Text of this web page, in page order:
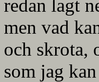
redan lagt
men vad
och skrota,
som jag